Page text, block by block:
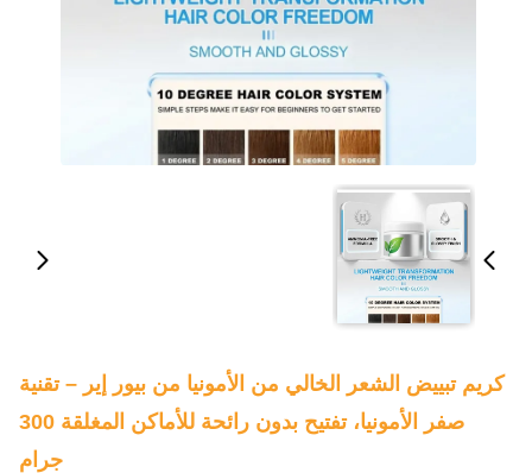
كريم تبييض الشعر الخالي من الأمونيا من بيور إير – تقنية
صفر الأمونيا، تفتيح بدون رائحة للأماكن المغلقة 300
جرام